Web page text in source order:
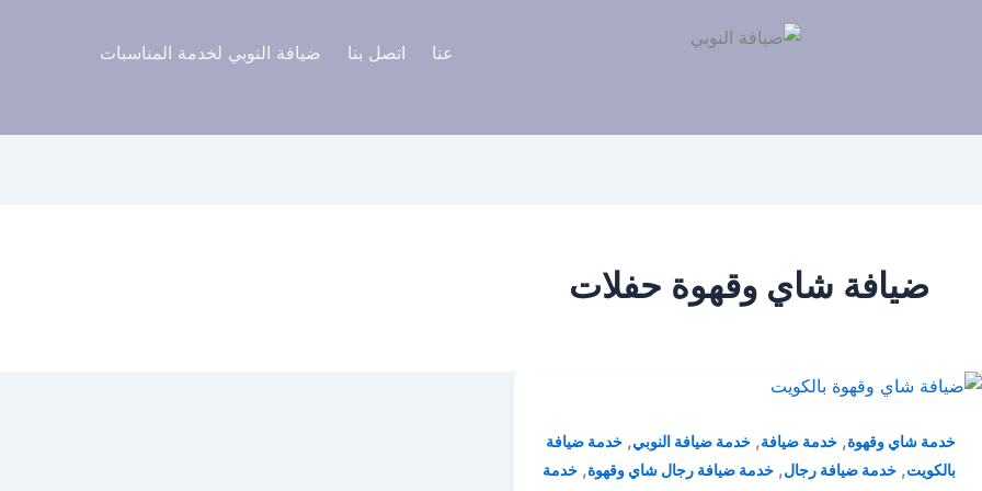
عنا اتصل بنا ضيافة النوبي لخدمة المناسبات
ضيافة شاي وقهوة حفلات
خدمة شاي وقهوة, خدمة ضيافة, خدمة ضيافة النوبي, خدمة ضيافة
بالكويت, خدمة ضيافة رجال, خدمة ضيافة رجال شاي وقهوة, خدمة